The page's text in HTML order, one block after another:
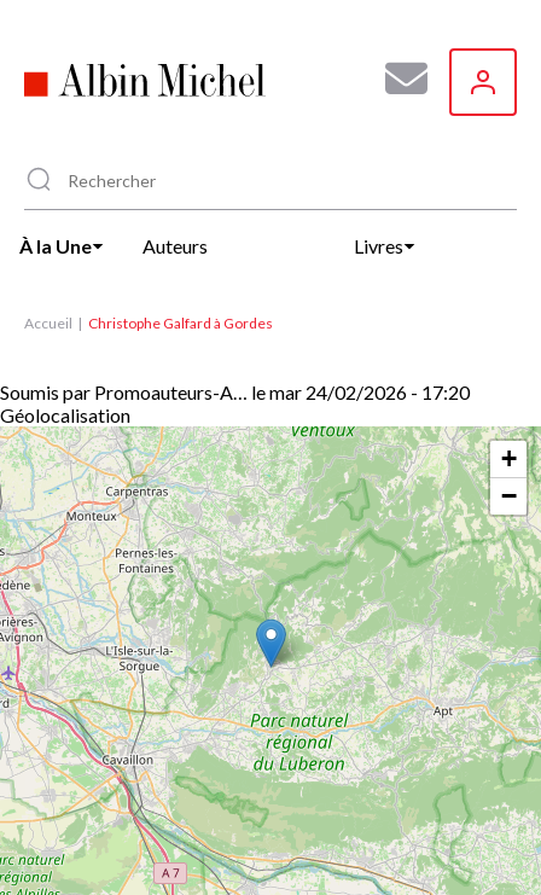
principal
À la Une Auteurs Livres
Accueil Christophe Galfard à Gordes
Soumis par Promoauteurs-A… lemar 24/02/2026 - 17:20
Géolocalisation
+
−